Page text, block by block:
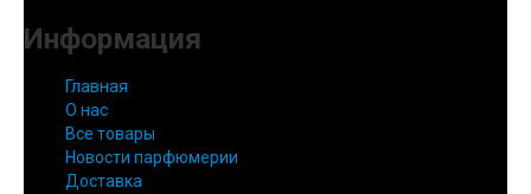
Информация
Главная
О нас
Все товары
Новости парфюмерии
Доставка